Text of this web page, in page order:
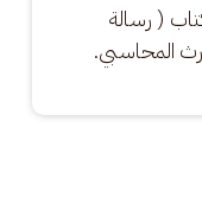
( رسالة
المحاسبي.